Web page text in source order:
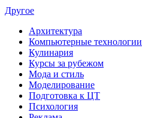
Другое
Архитектура
Компьютерные технологии
Кулинария
Курсы за рубежом
Мода и стиль
Моделирование
Подготовка к ЦТ
Психология